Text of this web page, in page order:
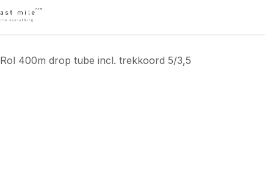
Rol 400m drop tube incl. trekkoord 5/3,5